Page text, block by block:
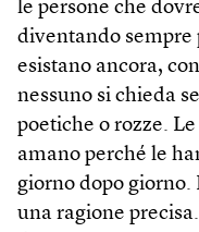
le persone che
diventando sempre
esistano ancora,
nessuno si chieda
poetiche o rozze.
amano perché le
giorno dopo giorno.
una ragione